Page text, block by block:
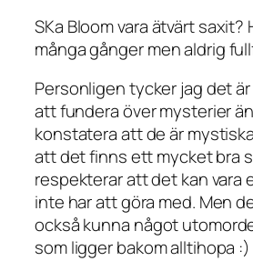
SKa Bloom vara ätvärt
många gånger men aldrig
Personligen tycker jag det
att fundera över mysterier
konstatera att de är
att det finns ett mycket bra
respekterar att det kan vara
inte har att göra med. Men
också kunna något
som ligger bakom alltihopa :)